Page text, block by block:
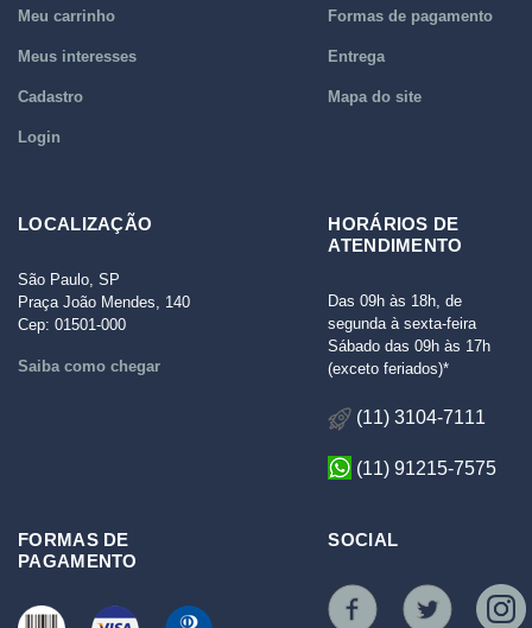
Meu carrinho
Meus interesses
Cadastro
Login
Formas de pagamento
Entrega
Mapa do site
LOCALIZAÇÃO
São Paulo, SP
Praça João Mendes, 140
Cep: 01501-000
Saiba como chegar
HORÁRIOS DE
ATENDIMENTO
Das 09h às 18h, de
segunda à sexta-feira
Sábado das 09h às 17h
(exceto feriados)*
(11) 3104-7111
(11) 91215-7575
FORMAS DE
PAGAMENTO
SOCIAL